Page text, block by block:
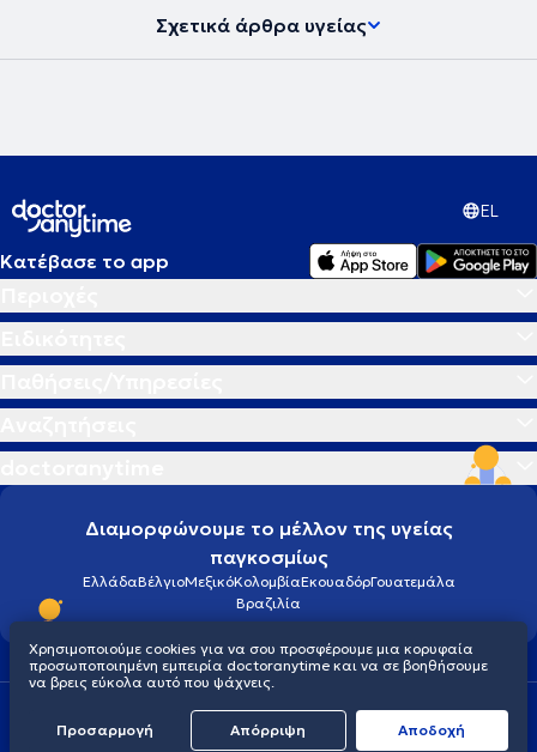
Σχετικά άρθρα υγείας
EL
Κατέβασε το app
Διαμορφώνουμε το μέλλον της υγείας
παγκοσμίως
ΕλλάδαΒέλγιοΜεξικόΚολομβίαΕκουαδόρΓουατεμάλα
Βραζιλία
Πολιτική προστασίας προσωπικού απορρήτου
© 2026 doctoranytime
Χρησιμοποιούμε cookies για να σου προσφέρουμε μια κορυφαία
προσωποποιημένη εμπειρία doctoranytime και να σε βοηθήσουμε
να βρεις εύκολα αυτό που ψάχνεις.
Προσαρμογή Απόρριψη Aποδοχή